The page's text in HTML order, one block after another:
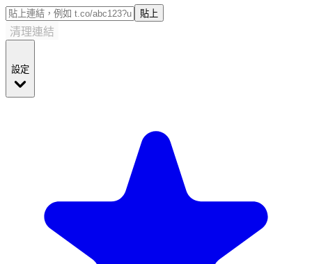
貼上
清理連結
設定